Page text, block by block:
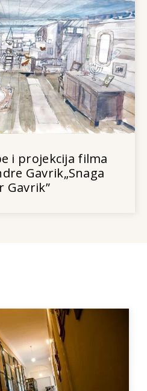
i projekcija filma
Gavrik„Snaga
Gavrik”